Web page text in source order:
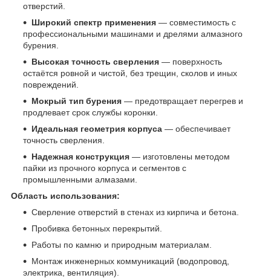
отверстий.
Широкий спектр применения — совместимость с
профессиональными машинами и дрелями алмазного
бурения.
Высокая точность сверления — поверхность
остаётся ровной и чистой, без трещин, сколов и иных
повреждений.
Мокрый тип бурения — предотвращает перегрев и
продлевает срок службы коронки.
Идеальная геометрия корпуса — обеспечивает
точность сверления.
Надежная конструкция — изготовлены методом
пайки из прочного корпуса и сегментов с
промышленными алмазами.
Область использования:
Сверление отверстий в стенах из кирпича и бетона.
Пробивка бетонных перекрытий.
Работы по камню и природным материалам.
Монтаж инженерных коммуникаций (водопровод,
электрика, вентиляция).